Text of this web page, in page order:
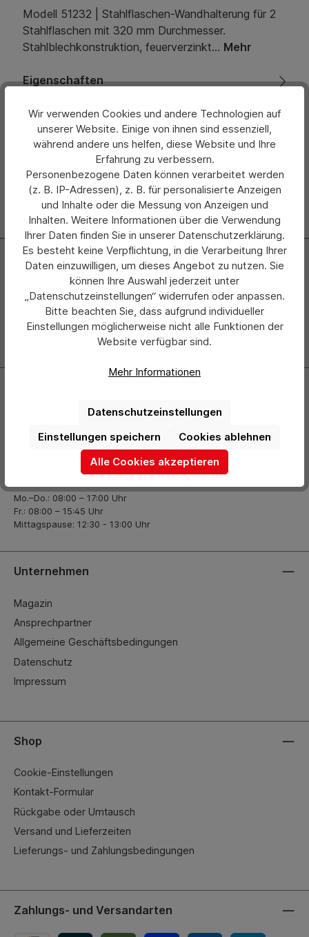
Modell 51232 | Stahlflaschen-Wandhalterung für 2
Stahlflaschen mit 320 mm Durchmesser.
Stahlblechkonstruktion, feuerverzinkt… Mehr
Eigenschaften
Bewertungen
Hersteller
Newsletter
Abonnieren Sie jetzt einfach unseren regelmäßig
erscheinenden Newsletter und Sie werden stets als Erster
über neue Produkte und Angebote informiert.
Zur Newsletter Anmeldung
+49 (0) 2261-7099 14
info@hermann-direkt.de
Öffnungszeiten
Mo.–Do.: 08:00 – 17:00 Uhr
Fr.: 08:00 – 15:45 Uhr
Mittagspause: 12:30 - 13:00 Uhr
Unternehmen
Magazin
Ansprechpartner
Allgemeine Geschäftsbedingungen
Datenschutz
Impressum
Shop
Cookie-Einstellungen
Kontakt-Formular
Rückgabe oder Umtausch
Versand und Lieferzeiten
Lieferungs- und Zahlungsbedingungen
Zahlungs- und Versandarten
Wir verwenden Cookies und andere Technologien auf
unserer Website. Einige von ihnen sind essenziell,
während andere uns helfen, diese Website und Ihre
Erfahrung zu verbessern.
Personenbezogene Daten können verarbeitet werden
(z. B. IP-Adressen), z. B. für personalisierte Anzeigen
und Inhalte oder die Messung von Anzeigen und
Inhalten. Weitere Informationen über die Verwendung
Ihrer Daten finden Sie in unserer Datenschutzerklärung.
Es besteht keine Verpflichtung, in die Verarbeitung Ihrer
Daten einzuwilligen, um dieses Angebot zu nutzen. Sie
können Ihre Auswahl jederzeit unter
„Datenschutzeinstellungen“ widerrufen oder anpassen.
Bitte beachten Sie, dass aufgrund individueller
Einstellungen möglicherweise nicht alle Funktionen der
Website verfügbar sind.
Mehr Informationen
Datenschutzeinstellungen
Cookies ablehnen
Einstellungen speichern
Alle Cookies akzeptieren